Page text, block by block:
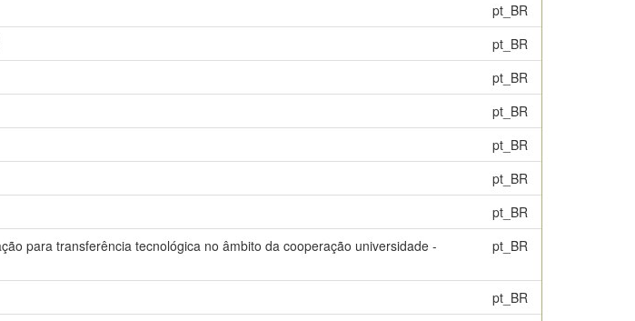
pt_BR
pt_BR
pt_BR
pt_BR
pt_BR
pt_BR
pt_BR
para transferência tecnológica no âmbito da cooperação universidade -
pt_BR
pt_BR